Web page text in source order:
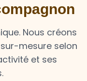
Nous créons
mesure selon
et ses